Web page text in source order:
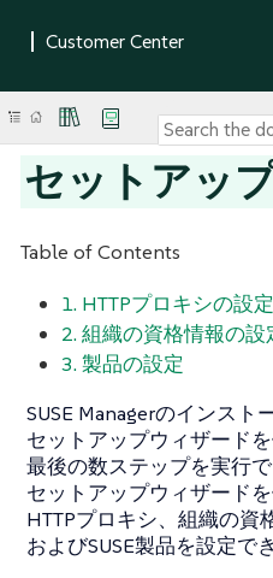
セットアッ
Table of Contents
1. HTTPプロキシの設定
2. 組織の資格情報の設
3. 製品の設定
SUSE Managerのインスト
セットアップウィザードを
最後の数ステップを実行で
セットアップウィザードを
HTTPプロキシ、組織の資
およびSUSE製品を設定で